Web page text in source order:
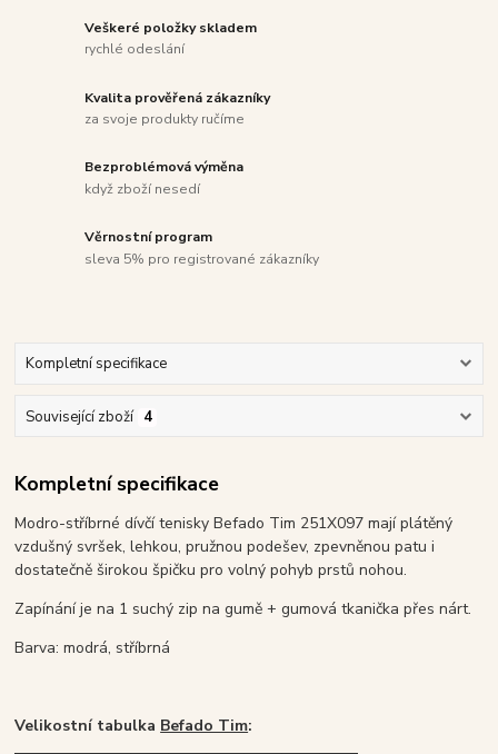
Veškeré položky skladem
rychlé odeslání
Kvalita prověřená zákazníky
za svoje produkty ručíme
Bezproblémová výměna
když zboží nesedí
Věrnostní program
sleva 5% pro registrované zákazníky
Kompletní specifikace
Související zboží 4
Kompletní specifikace
Modro-stříbrné dívčí tenisky Befado Tim 251X097 mají plátěný
vzdušný svršek, lehkou, pružnou podešev, zpevněnou patu i
dostatečně širokou špičku pro volný pohyb prstů nohou.
Zapínání je na 1 suchý zip na gumě + gumová tkanička přes nárt.
Barva: modrá, stříbrná
Velikostní tabulka Befado Tim: